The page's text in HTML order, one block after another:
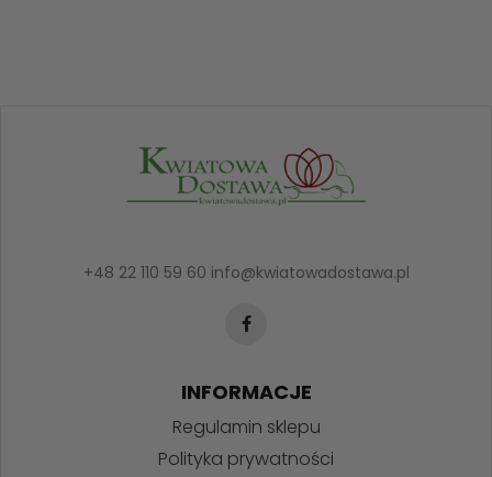
+48 22 110 59 60 info@kwiatowadostawa.pl
INFORMACJE
Regulamin sklepu
Polityka prywatności